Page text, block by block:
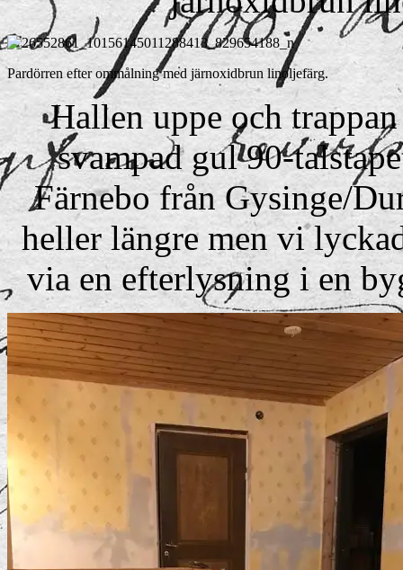
Pardörren efter ommålning med järnoxidbrun linoljefärg.
Hallen uppe och
svampad gul 90-
Färnebo från Gysinge/
heller längre men vi
via en efterlysning i en